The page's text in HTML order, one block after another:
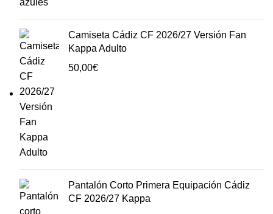
Camiseta Cádiz CF 2026/27 Versión Fan
Kappa Adulto
50,00€
Pantalón Corto Primera Equipación Cádiz
CF 2026/27 Kappa